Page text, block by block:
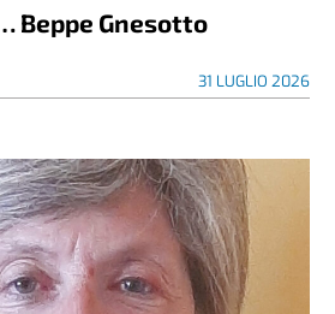
Beppe Gnesotto
31 LUGLIO 2026